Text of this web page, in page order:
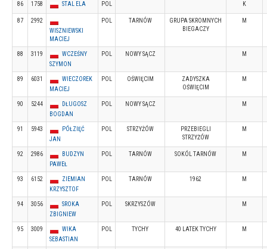
86 1758 STAL ELA POL K
87
2992
WISZNIEWSKI
MACIEJ
POL TARNÓW
GRUPA SKROMNYCH
BIEGACZY
M
88 3119
WCZEŚNY
SZYMON
POL NOWY SĄCZ M
89 6031
WIECZOREK
MACIEJ
POL OŚWIĘCIM
ZADYSZKA
OŚWIĘCIM
M
90 5244
DŁUGOSZ
BOGDAN
POL NOWY SĄCZ M
91 5943
PÓŁZIĘĆ
JAN
POL STRZYŻÓW
PRZEBIEGLI
STRZYŻÓW
M
92 2986
BUDZYN
PAWEŁ
POL TARNÓW SOKÓL TARNÓW M
93 6152
ZIEMIAN
KRZYSZTOF
POL TARNÓW 1962 M
94 3056
SROKA
ZBIGNIEW
POL SKRZYSZÓW M
95 3009
WIKA
SEBASTIAN
POL TYCHY 40 LATEK TYCHY M